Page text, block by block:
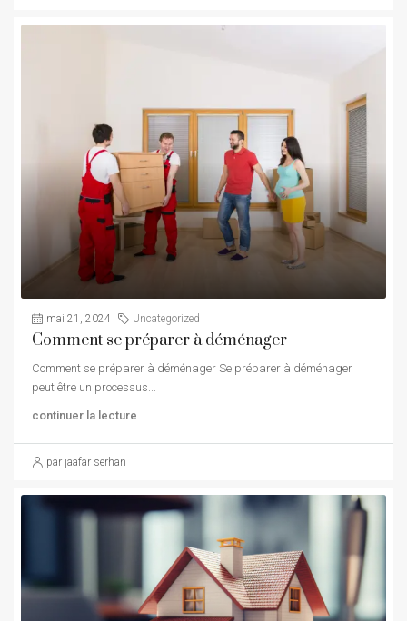
mai 21, 2024 Uncategorized
Comment se préparer à déménager
Comment se préparer à déménager Se préparer à déménager
peut être un processus...
continuer la lecture
par jaafar serhan